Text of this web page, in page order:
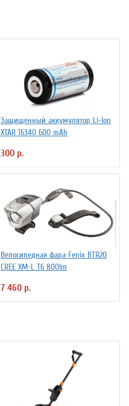
Защищенный аккумулятор Li-Ion
XTAR 16340 600 mAh
300 р.
Велосипедная фара Fenix BTR20
CREE XM-L T6 800lm
7 460 р.